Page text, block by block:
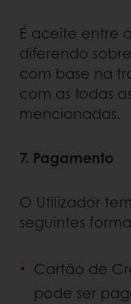
É aceite entre
diferendo
com base na
com as todas
mencionadas.
7. Pagamento
O Utilizador
seguintes
Cartão de
pode ser